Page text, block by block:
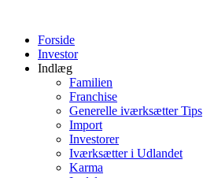
indholdForside
Investor
Indlæg
Familien
Franchise
Generelle iværksætter Tips
Import
Investorer
Iværksætter i Udlandet
Karma